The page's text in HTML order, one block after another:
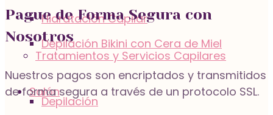
Tratamientos y Servicios Capilares
Depilación Bikini con Cera de Miel
Depilación
Hidratación Capilar
Salón
Pague de Forma Segura con
Nosotros
Nuestros pagos son encriptados y transmitidos
de forma segura a través de un protocolo SSL.